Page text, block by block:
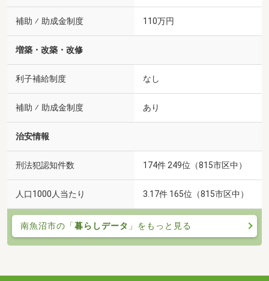
補助 ⁄ 助成金制度 110万円
増築・改築・改修
利子補給制度 なし
補助 ⁄ 助成金制度 あり
治安情報
刑法犯認知件数 174件 249位（815市区中）
人口1000人当たり 3.17件 165位（815市区中）
南魚沼市の「暮らしデータ 」をもっと見る